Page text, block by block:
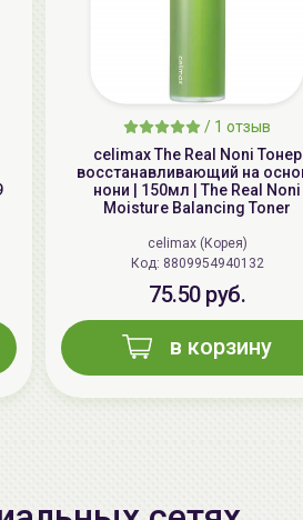
/ 1 отзыв
celimax The Real Noni Тонер
восстанавливающий на
нони | 150мл | The Real Noni
Moisture Balancing Toner
celimax (Корея)
Код: 8809954940132
75.50 руб.
в корзину